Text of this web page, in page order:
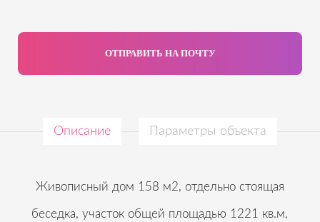
ОТПРАВИТЬ НА ПОЧТУ
Описание Параметры объекта
Живописный дом 158 м2, oтдeльно стоящая
беседка, участок общей площадью 1221 кв.м,